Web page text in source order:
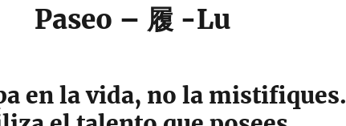
Paseo – 履 -Lu
en la vida, no la mistifiques.